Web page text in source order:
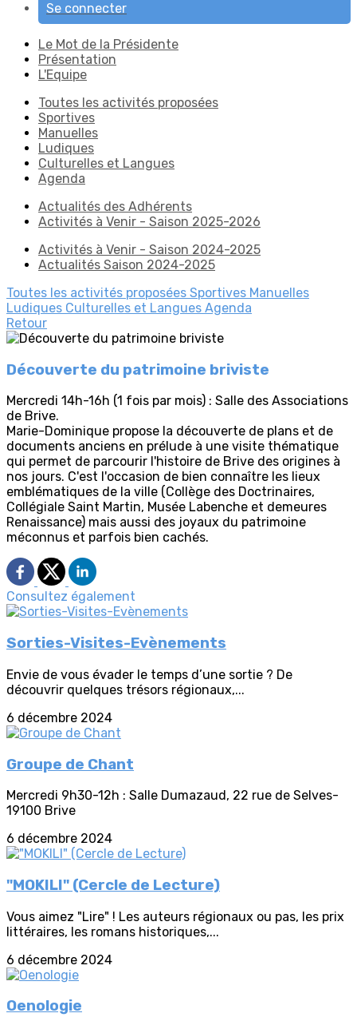
Se connecter
Le Mot de la Présidente
Présentation
L'Equipe
Toutes les activités proposées
Sportives
Manuelles
Ludiques
Culturelles et Langues
Agenda
Actualités des Adhérents
Activités à Venir - Saison 2025-2026
Activités à Venir - Saison 2024-2025
Actualités Saison 2024-2025
Toutes les activités proposées Sportives Manuelles
Ludiques Culturelles et Langues Agenda
Retour
Découverte du patrimoine briviste
Mercredi 14h-16h (1 fois par mois) : Salle des Associations
de Brive.
Marie-Dominique propose la découverte de plans et de
documents anciens en prélude à une visite thématique
qui permet de parcourir l'histoire de Brive des origines à
nos jours. C'est l'occasion de bien connaître les lieux
emblématiques de la ville (Collège des Doctrinaires,
Collégiale Saint Martin, Musée Labenche et demeures
Renaissance) mais aussi des joyaux du patrimoine
méconnus et parfois bien cachés.
Consultez également
Sorties-Visites-Evènements
Envie de vous évader le temps d’une sortie ? De
découvrir quelques trésors régionaux,...
6 décembre 2024
Groupe de Chant
Mercredi 9h30-12h : Salle Dumazaud, 22 rue de Selves-
19100 Brive
6 décembre 2024
"MOKILI" (Cercle de Lecture)
Vous aimez "Lire" ! Les auteurs régionaux ou pas, les prix
littéraires, les romans historiques,...
6 décembre 2024
Oenologie